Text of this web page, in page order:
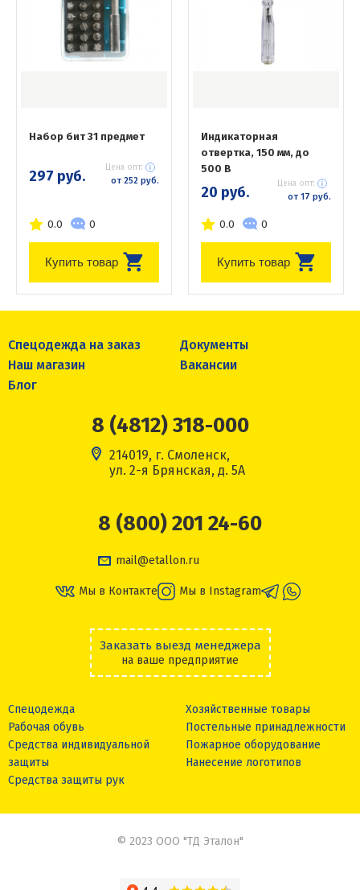
Набор бит 31 предмет
297 руб. Цена опт:
от 252 руб.
0.0 0
Купить товар
Индикаторная
отвертка, 150 мм, до
500 В
20 руб. Цена опт:
от 17 руб.
0.0 0
Купить товар
Спецодежда на заказ
Документы
Наш магазин
Вакансии
Блог
8 (4812) 318-000
214019, г. Смоленск,
ул. 2-я Брянская, д. 5А
8 (800) 201 24-60
mail@etallon.ru
Мы в Контакте Мы в Instagram
Заказать выезд менеджера
на ваше предприятие
Спецодежда
Рабочая обувь
Средства индивидуальной
защиты
Средства защиты рук
Хозяйственные товары
Постельные принадлежности
Пожарное оборудование
Нанесение логотипов
© 2023 ООО "ТД Эталон"